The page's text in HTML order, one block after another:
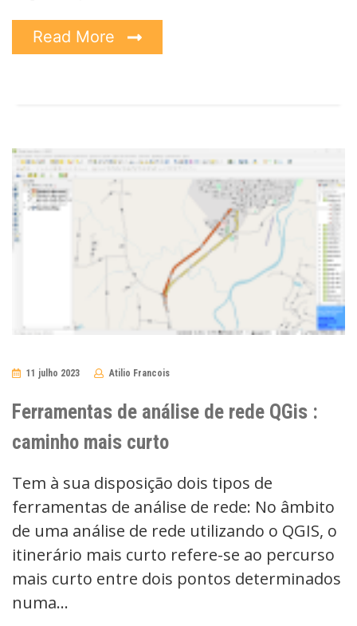
Read More
11 julho 2023 Atilio Francois
Ferramentas de análise de rede QGis :
caminho mais curto
Tem à sua disposição dois tipos de
ferramentas de análise de rede: No âmbito
de uma análise de rede utilizando o QGIS, o
itinerário mais curto refere-se ao percurso
mais curto entre dois pontos determinados
numa…